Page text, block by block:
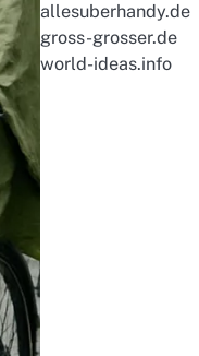
allesuberhandy.de
gross-grosser.de
world-ideas.info